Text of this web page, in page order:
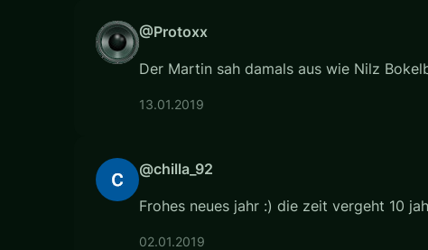
@Protoxx
Der Martin sah damals aus wie Nilz
13.01.2019
@chilla_92
Frohes neues jahr :) die zeit vergeht 10
02.01.2019